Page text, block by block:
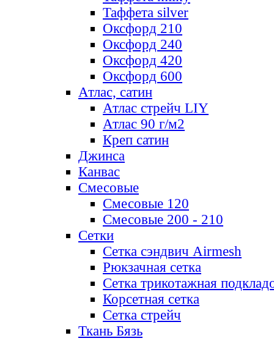
Таффета silver
Оксфорд 210
Оксфорд 240
Оксфорд 420
Оксфорд 600
Атлас, сатин
Атлас стрейч LIY
Атлас 90 г/м2
Креп сатин
Джинса
Канвас
Смесовые
Смесовые 120
Смесовые 200 - 210
Сетки
Сетка сэндвич Airmesh
Рюкзачная сетка
Сетка трикотажная
Корсетная сетка
Сетка стрейч
Ткань Бязь